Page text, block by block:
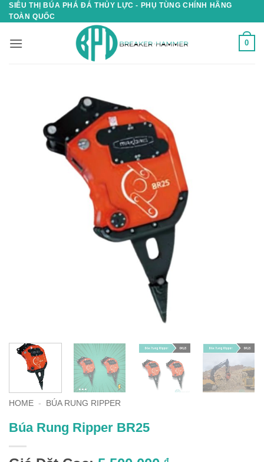
Skip
to
SIÊU THỊ BÚA PHÁ ĐÁ THỦY LỰC - PHỤ TÙNG CHÍNH HÃNG
TOÀN QUỐC
0
HOME - BÚA RUNG RIPPER
Búa Rung Ripper BR25